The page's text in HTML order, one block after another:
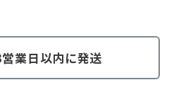
業日以内に発送